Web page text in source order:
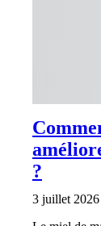
?
3 juillet 2026